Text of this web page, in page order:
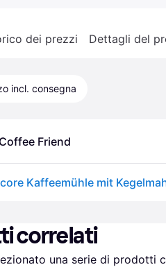
dei prezzi Dettagli del
incl. consegna
Coffee Friend
correlati
una serie di prodotti